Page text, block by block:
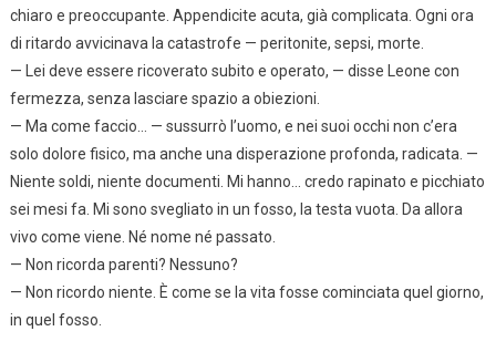
chiaro e preoccupante. Appendicite acuta, già complicata. Ogni ora
di ritardo avvicinava la catastrofe — peritonite, sepsi, morte.
— Lei deve essere ricoverato subito e operato, — disse Leone con
fermezza, senza lasciare spazio a obiezioni.
— Ma come faccio… — sussurrò l’uomo, e nei suoi occhi non c’era
solo dolore fisico, ma anche una disperazione profonda, radicata. —
Niente soldi, niente documenti. Mi hanno… credo rapinato e picchiato
sei mesi fa. Mi sono svegliato in un fosso, la testa vuota. Da allora
vivo come viene. Né nome né passato.
— Non ricorda parenti? Nessuno?
— Non ricordo niente. È come se la vita fosse cominciata quel giorno,
in quel fosso.